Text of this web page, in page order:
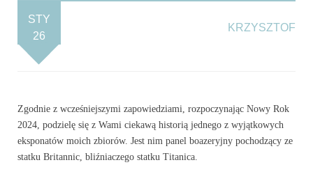
STY
26
KRZYSZTOF
Zgodnie z wcześniejszymi zapowiedziami, rozpoczynając Nowy Rok
2024, podzielę się z Wami ciekawą historią jednego z wyjątkowych
eksponatów moich zbiorów. Jest nim panel boazeryjny pochodzący ze
statku Britannic, bliźniaczego statku Titanica.